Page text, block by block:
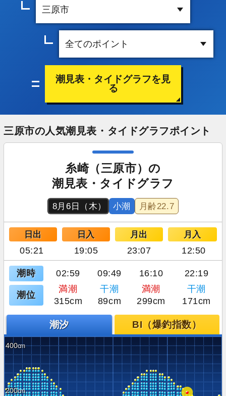
潮見表・タイドグラフを見
る
三原市の人気潮見表・タイドグラフポイント
糸崎（三原市）の
潮見表・タイドグラフ
8月6日（木） 小潮 月齢22.7
日出 日入 月出 月入
05:21 19:05 23:07 12:50
潮時 02:59 09:49 16:10 22:19
潮位
満潮 干潮 満潮
干潮
315cm
89cm 299cm 171cm
潮汐 BI（爆釣指数）
400
200